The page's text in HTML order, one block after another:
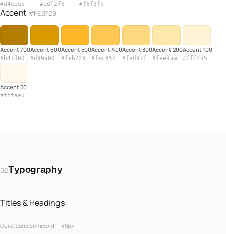
#d4e1eb #edf2f6 #f6f9fb
Accent #FEB729
Accent 700
#b47d00
Accent 600
#d99a00
Accent 500
#feb729
Accent 400
#fec854
Accent 300
#fed97f
Accent 200
#fee9aa
Accent 100
#fff4d5
Accent 50
#fffaeb
02Typography
Titles & Headings
Geist Sans SemiBold — 48px